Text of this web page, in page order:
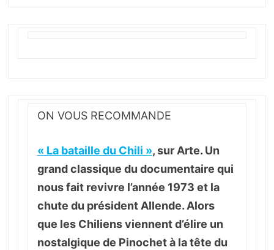
ON VOUS RECOMMANDE
« La bataille du Chili », sur Arte. Un
grand classique du documentaire qui
nous fait revivre l’année 1973 et la
chute du président Allende. Alors
que les Chiliens viennent d’élire un
nostalgique de Pinochet à la tête du